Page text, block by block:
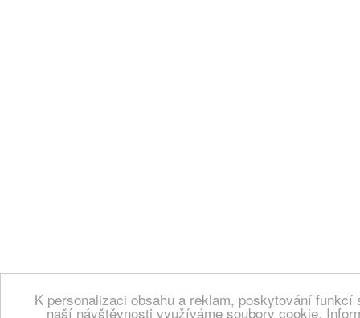
K personalizaci obsahu a reklam, poskytování
naší návštěvnosti využíváme soubory cookie.